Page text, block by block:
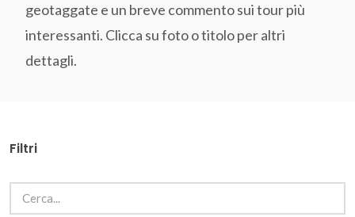
geotaggate e un breve commento sui tour più
interessanti. Clicca su foto o titolo per altri
dettagli.
Filtri